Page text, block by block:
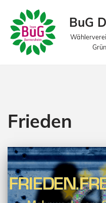
Zum
Inhalt
springen
BuG
Frieden